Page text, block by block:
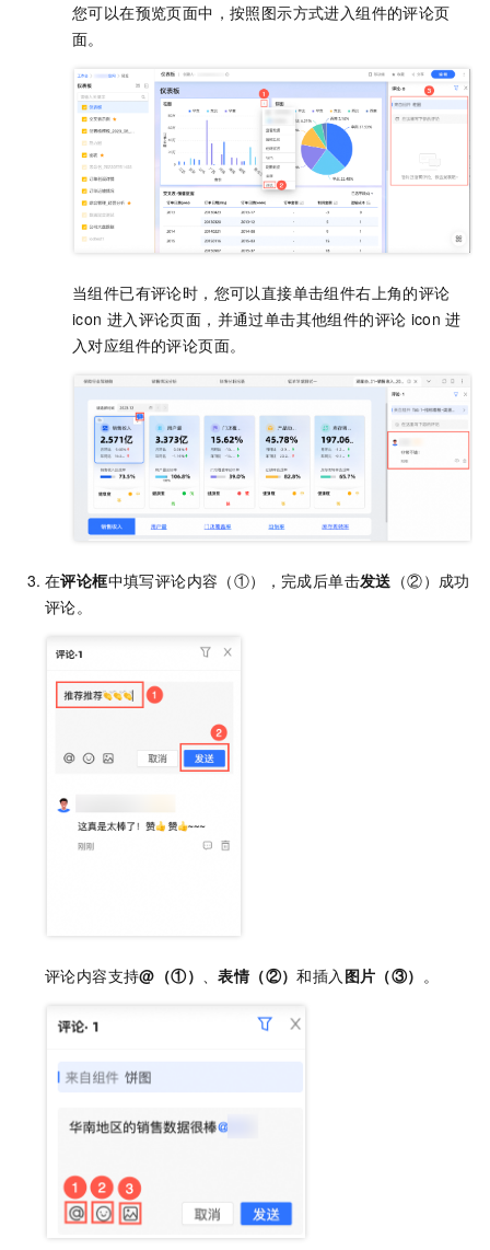
您可以在预览页面中，按照图示方式进入组件的评论页
面。
当组件已有评论时，您可以直接单击组件右上角的评论
icon 进入评论页面，并通过单击其他组件的评论 icon 进
入对应组件的评论页面。
在评论框中填写评论内容（①），完成后单击发送 （②）成功
评论。
评论内容支持@（①） 、表情（②）和插入 图片（③） 。